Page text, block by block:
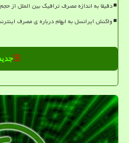
دقیقا به اندازه مصرف ترافیک بین الملل از
واکنش ایرانسل به ابهام درباره ی مصرف